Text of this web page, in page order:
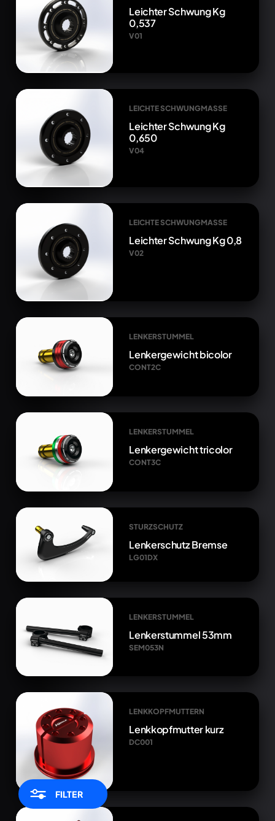
FILTER
Leichter Schwung Kg
0,537
V01
LEICHTE SCHWUNGMASSE
Leichter Schwung Kg
0,650
V04
LEICHTE SCHWUNGMASSE
Leichter Schwung Kg 0,8
V02
LENKERSTUMMEL
Lenkergewicht bicolor
CONT2C
LENKERSTUMMEL
Lenkergewicht tricolor
CONT3C
STURZSCHUTZ
Lenkerschutz Bremse
LG01DX
LENKERSTUMMEL
Lenkerstummel 53mm
SEM053N
LENKKOPFMUTTERN
Lenkkopfmutter kurz
DC001